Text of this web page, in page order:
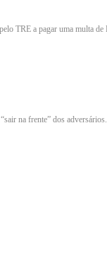
TRE a pagar uma multa
na frente” dos adversários.